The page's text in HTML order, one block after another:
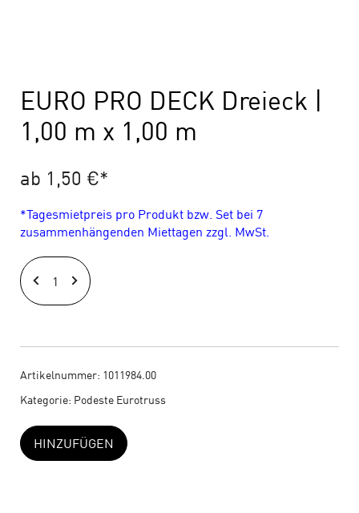
EURO PRO DECK Dreieck |
1,00 m x 1,00 m
ab 1,50 €*
*Tagesmietpreis pro Produkt bzw. Set bei 7
zusammenhängenden Miettagen zzgl. MwSt.
EURO
PRO
DECK
|
1,00
m
Artikelnummer: 1011984.00
Kategorie: Podeste Eurotruss
HINZUFÜGEN